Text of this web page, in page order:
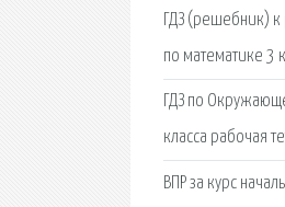
ГДЗ (решебник)
по математике 3
ГДЗ по
класса рабочая
ВПР за курс